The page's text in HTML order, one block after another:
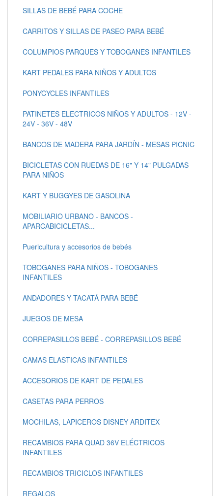
SILLAS DE BEBÉ PARA COCHE
CARRITOS Y SILLAS DE PASEO PARA BEBÉ
COLUMPIOS PARQUES Y TOBOGANES INFANTILES
KART PEDALES PARA NIÑOS Y ADULTOS
PONYCYCLES INFANTILES
PATINETES ELECTRICOS NIÑOS Y ADULTOS - 12V -
24V - 36V - 48V
BANCOS DE MADERA PARA JARDÍN - MESAS PICNIC
BICICLETAS CON RUEDAS DE 16" Y 14" PULGADAS
PARA NIÑOS
KART Y BUGGYES DE GASOLINA
MOBILIARIO URBANO - BANCOS -
APARCABICICLETAS...
Puericultura y accesorios de bebés
TOBOGANES PARA NIÑOS - TOBOGANES
INFANTILES
ANDADORES Y TACATÁ PARA BEBÉ
JUEGOS DE MESA
CORREPASILLOS BEBÉ - CORREPASILLOS BEBÉ
CAMAS ELASTICAS INFANTILES
ACCESORIOS DE KART DE PEDALES
CASETAS PARA PERROS
MOCHILAS, LAPICEROS DISNEY ARDITEX
RECAMBIOS PARA QUAD 36V ELÉCTRICOS
INFANTILES
RECAMBIOS TRICICLOS INFANTILES
REGALOS